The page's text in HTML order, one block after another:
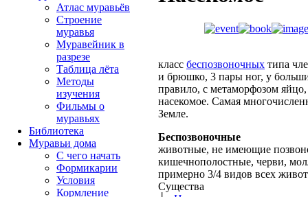
класс беспозвоночных типа
и брюшко, 3 пары ног, у
правило, с метаморфозом
насекомое. Самая
Земле.
Беспозвоночные
животные, не имеющие
кишечнополостные, черви,
примерно 3/4 видов всех
Существа
Атлас муравьёв
Строение
муравья
Муравейник в
разрезе
Таблица лёта
Методы
изучения
Фильмы о
муравьях
Библиотека
Муравьи дома
С чего начать
Формикарии
Условия
Кормление